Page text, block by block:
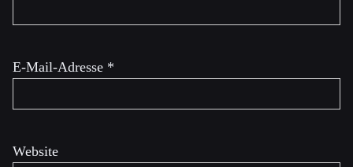
E-Mail-Adresse *
Website